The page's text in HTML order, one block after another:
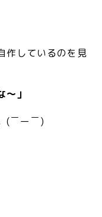
作しているのを見
」
(￣ー￣)